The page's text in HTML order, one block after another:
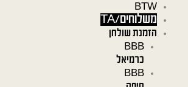
BTW
משלוחים/TA
הזמנת שולחן
BBB
כרמיאל
BBB